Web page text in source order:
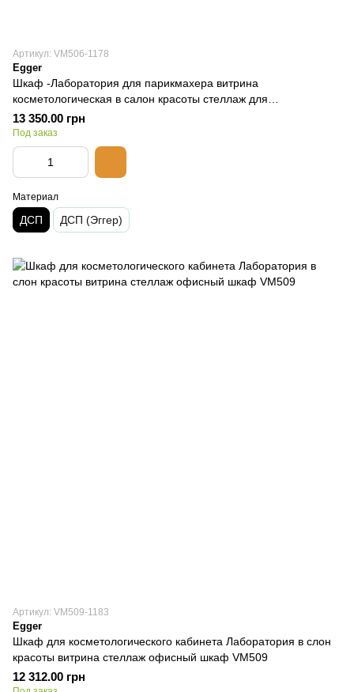
Артикул: VM506-1178
Egger
Шкаф -Лаборатория для парикмахера витрина
косметологическая в салон красоты стеллаж для
парикмахерской VM506
13 350.00 грн
Под заказ
Материал
ДСП ДСП (Эггер)
Артикул: VM509-1183
Egger
Шкаф для косметологического кабинета Лаборатория в слон
красоты витрина стеллаж офисный шкаф VM509
12 312.00 грн